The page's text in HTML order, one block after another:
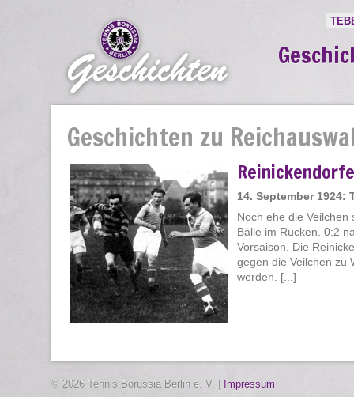
Geschichten zu
14. September 1924:
Noch ehe die
Bälle im Rücken. 0:2
Vorsaison. Die
gegen die Veilchen zu
werden. [...]
© 2026 Tennis Borussia Berlin e. V. | Impressum